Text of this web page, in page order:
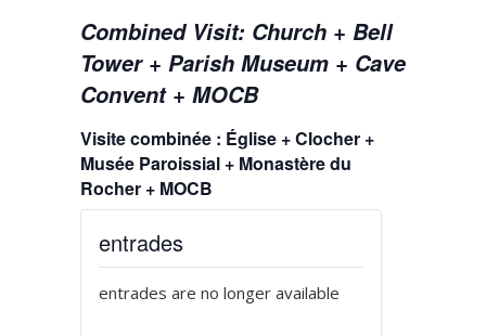
Combined Visit: Church + Bell
Tower + Parish Museum + Cave
Convent + MOCB
Visite combinée : Église + Clocher +
Musée Paroissial + Monastère du
Rocher + MOCB
entrades
entrades are no longer available